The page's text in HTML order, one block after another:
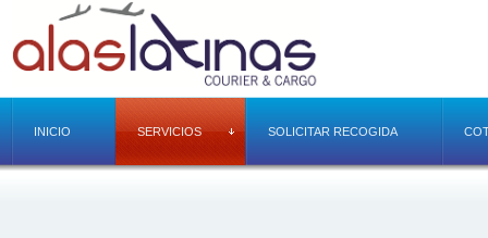
INICIO SERVICIOS SOLICITAR RECOGIDA